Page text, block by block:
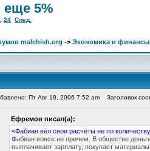
еще 5%
24 След.
malchish.org -> Экономика и финансы
Пт Авг 18, 2006 7:52 am Заголовок
Ефремов писал(а):
«Фабиан вёл свои расчёты не по
Фабиан вовсе не причем. В обществе
выплачивает зарплату, покупает